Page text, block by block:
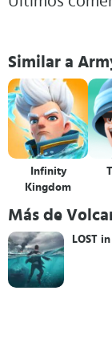
Similar a
Infinity
Kingdom
Más de
LOST